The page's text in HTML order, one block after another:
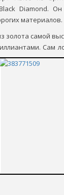
Diamond. Он
материалов.
золота самой
Сам